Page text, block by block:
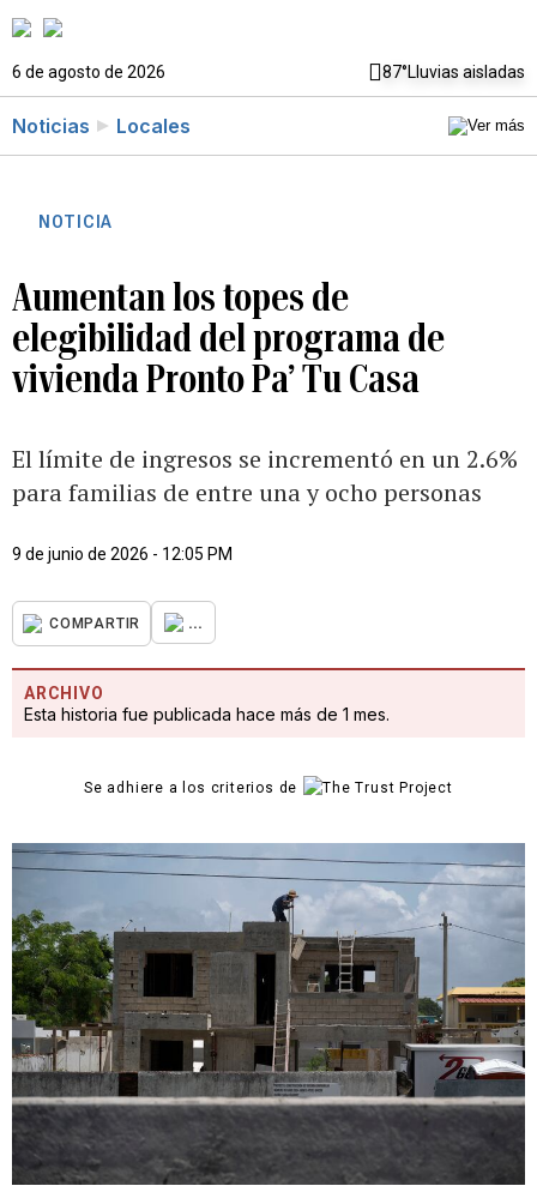
6 de agosto de 2026 87°Lluvias aisladas
Noticias Locales
NOTICIA
Aumentan los topes de
elegibilidad del programa de
vivienda Pronto Pa’ Tu Casa
El límite de ingresos se incrementó en un 2.6%
para familias de entre una y ocho personas
9 de junio de 2026 - 12:05 PM
COMPARTIR ...
ARCHIVO
Esta historia fue publicada hace más de 1 mes.
Se adhiere a los criterios de